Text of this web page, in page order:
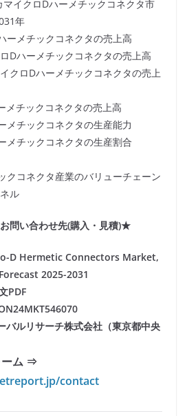
マイクロDハーメチックコネクタ市
年
ーメチックコネクタの売上高
Dハーメチックコネクタの売上高
クロDハーメチックコネクタの売上
メチックコネクタの売上高
メチックコネクタの生産能力
メチックコネクタの生産割合
クコネクタ産業のバリューチェーン
ル
問い合わせ先(購入・見積)★
D Hermetic Connectors Market,
2025-2031
PDF
バルリサーチ株式会社（東京都中央
ーム ⇒
contact